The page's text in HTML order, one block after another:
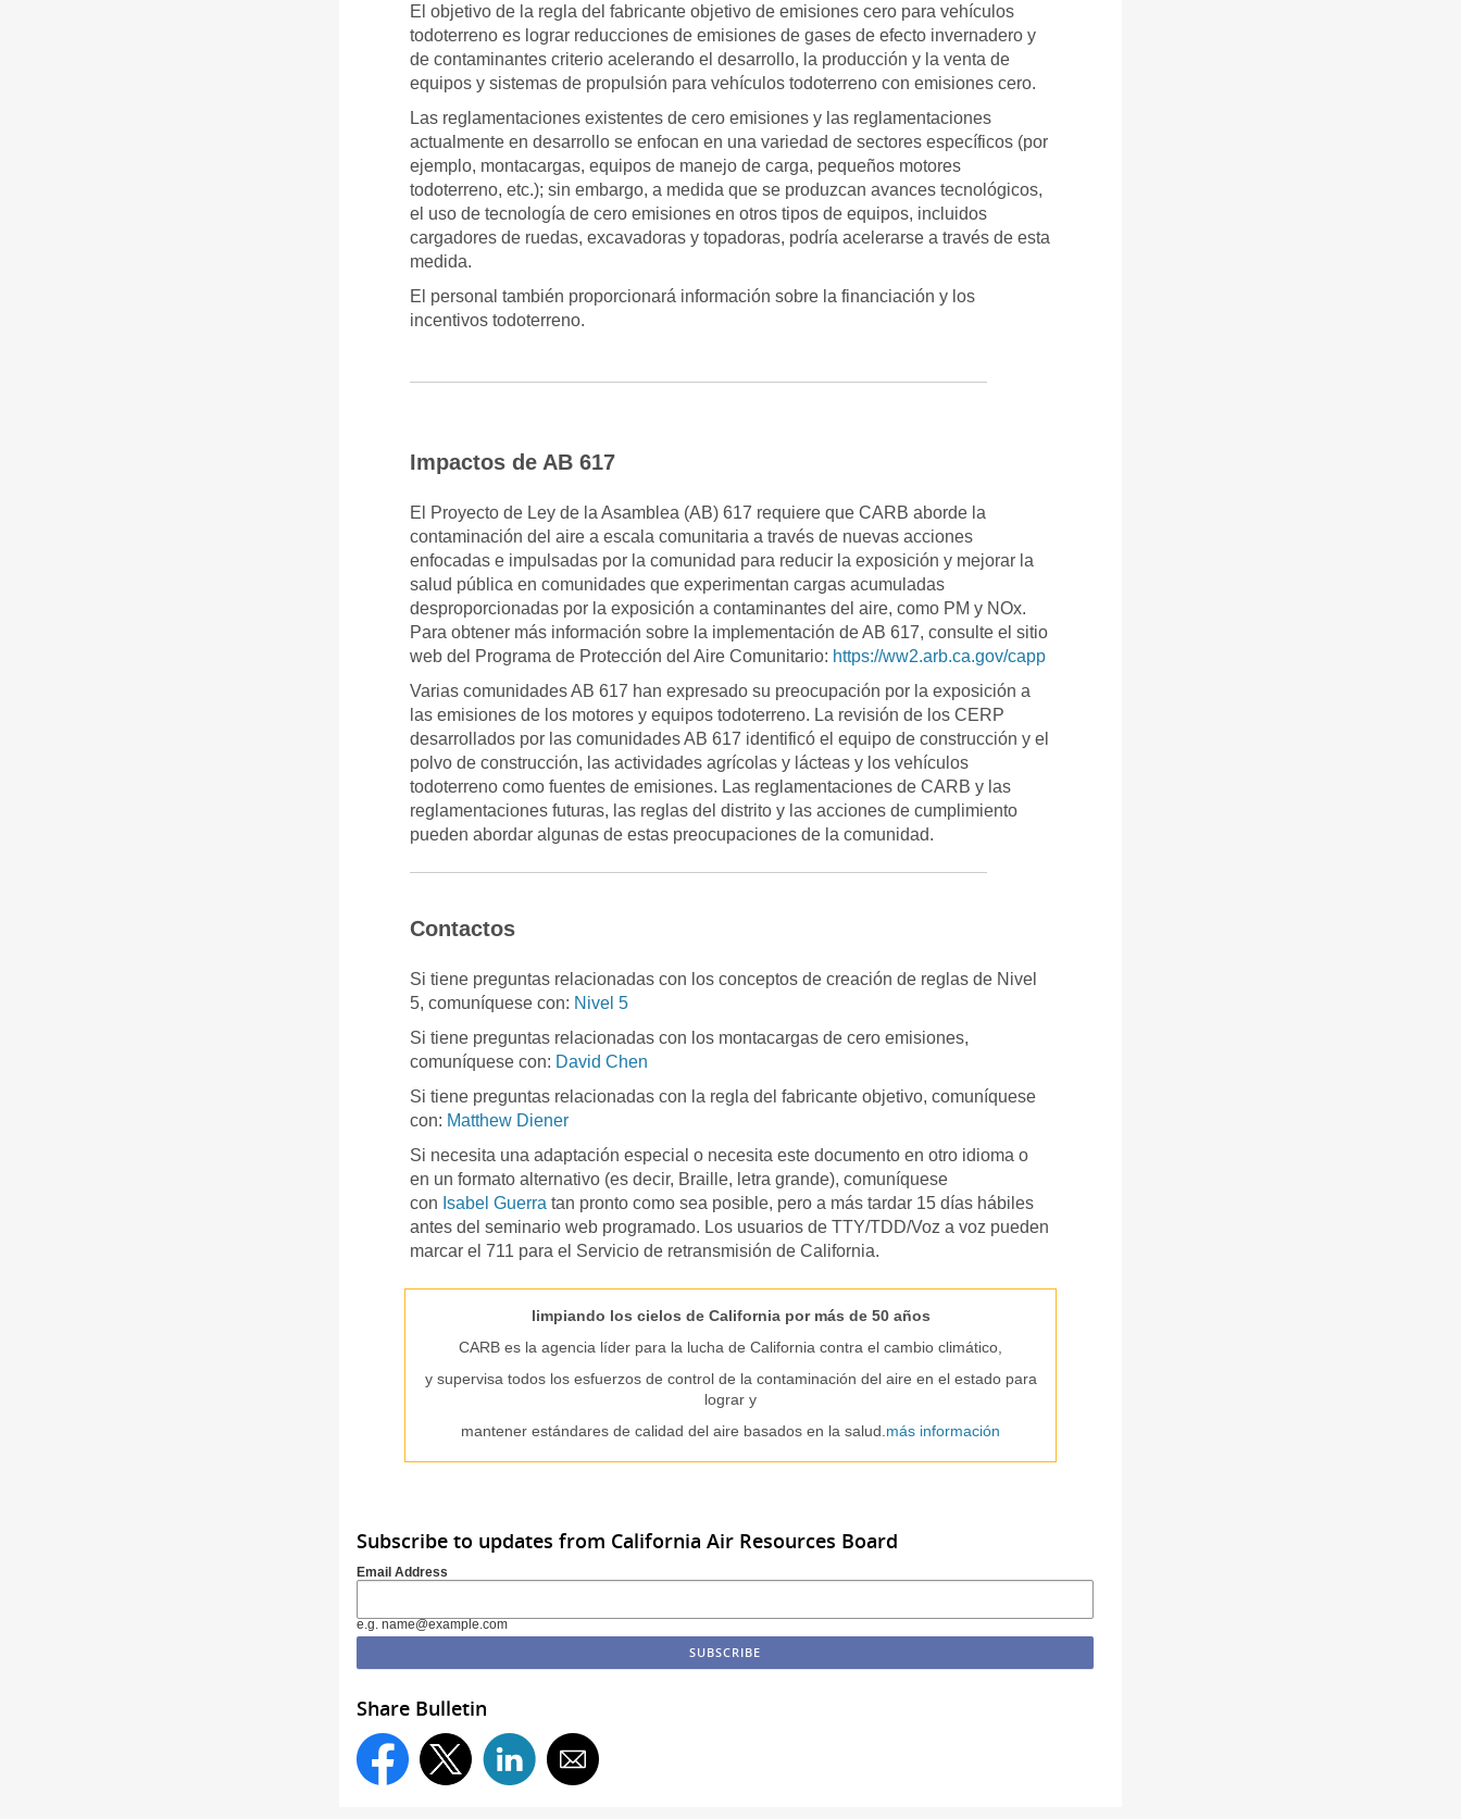
El objetivo de la regla del fabricante objetivo de emisiones cero para vehículos
todoterreno es lograr reducciones de emisiones de gases de efecto invernadero y
de contaminantes criterio acelerando el desarrollo, la producción y la venta de
equipos y sistemas de propulsión para vehículos todoterreno con emisiones cero.
Las reglamentaciones existentes de cero emisiones y las reglamentaciones
actualmente en desarrollo se enfocan en una variedad de sectores específicos (por
ejemplo, montacargas, equipos de manejo de carga, pequeños motores
todoterreno, etc.); sin embargo, a medida que se produzcan avances tecnológicos,
el uso de tecnología de cero emisiones en otros tipos de equipos, incluidos
cargadores de ruedas, excavadoras y topadoras, podría acelerarse a través de esta
medida.
El personal también proporcionará información sobre la financiación y los
incentivos todoterreno.
Impactos de AB 617
El Proyecto de Ley de la Asamblea (AB) 617 requiere que CARB aborde la
contaminación del aire a escala comunitaria a través de nuevas acciones
enfocadas e impulsadas por la comunidad para reducir la exposición y mejorar la
salud pública en comunidades que experimentan cargas acumuladas
desproporcionadas por la exposición a contaminantes del aire, como PM y NOx.
Para obtener más información sobre la implementación de AB 617, consulte el sitio
web del Programa de Protección del Aire Comunitario: https://ww2.arb.ca.gov/capp
Varias comunidades AB 617 han expresado su preocupación por la exposición a
las emisiones de los motores y equipos todoterreno. La revisión de los CERP
desarrollados por las comunidades AB 617 identificó el equipo de construcción y el
polvo de construcción, las actividades agrícolas y lácteas y los vehículos
todoterreno como fuentes de emisiones. Las reglamentaciones de CARB y las
reglamentaciones futuras, las reglas del distrito y las acciones de cumplimiento
pueden abordar algunas de estas preocupaciones de la comunidad.
Contactos
Si tiene preguntas relacionadas con los conceptos de creación de reglas de Nivel
5, comuníquese con: Nivel 5
Si tiene preguntas relacionadas con los montacargas de cero emisiones,
comuníquese con: David Chen
Si tiene preguntas relacionadas con la regla del fabricante objetivo, comuníquese
con: Matthew Diener
Si necesita una adaptación especial o necesita este documento en otro idioma o
en un formato alternativo (es decir, Braille, letra grande), comuníquese
con Isabel Guerra tan pronto como sea posible, pero a más tardar 15 días hábiles
antes del seminario web programado. Los usuarios de TTY/TDD/Voz a voz pueden
marcar el 711 para el Servicio de retransmisión de California.
limpiando los cielos de California por más de 50 años
CARB es la agencia líder para la lucha de California contra el cambio climático,
y supervisa todos los esfuerzos de control de la contaminación del aire en el estado para
lograr y
mantener estándares de calidad del aire basados ​​en la salud. más información
Subscribe to updates from California Air Resources Board
Email Address
e.g. name@example.com
Share Bulletin